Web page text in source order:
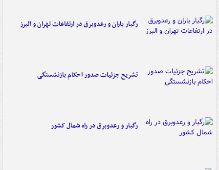
رگبار باران و رعدوبرق در ارتفاعات تهران و البرز
تشریح جزئیات صدور احکام بازنشستگی
رگبار و رعدوبرق در راه شمال کشور